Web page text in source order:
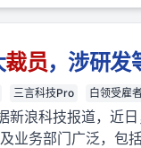
裁员，涉研发
三言科技Pro 白领受雇
新浪科技报道，近
业务部门广泛，包